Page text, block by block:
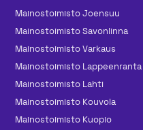
Mainos­toimisto Joensuu
Mainos­toimisto Savonlinna
Mainos­toimisto Varkaus
Mainos­toimisto Lappeenranta
Mainos­toimisto Lahti
Mainos­toimisto Kouvola
Mainos­toimisto Kuopio